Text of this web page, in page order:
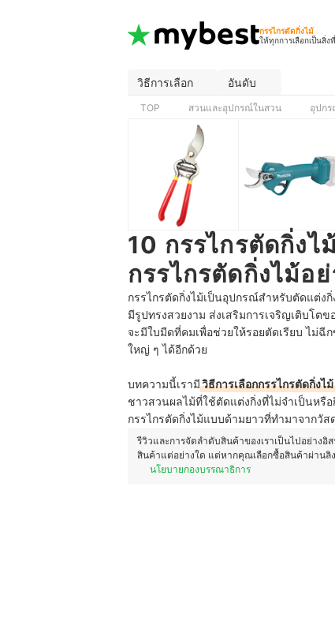
กรรไกรตัดกิ่งไม้
ให้ทุกการเลือกเป็นสิ่ง
วิธีการเลือก อันดับ
TOP สวนและอุปกรณ์ในสวน อุปก
10 กรรไกรตัดกิ่ง
กรรไกรตัดกิ่งไม้อ
กรรไกรตัดกิ่งไม้เป็นอุปกรณ์สำหรับตัดแต่ง
มีรูปทรงสวยงาม ส่งเสริมการเจริญเติบโต
จะมีใบมีดที่คมเพื่อช่วยให้รอยตัดเรียบ ไม่ฉี
ใหญ่ ๆ ได้อีกด้วย
บทความนี้เรามีวิธีการเลือกกรรไกรตัดกิ่งไม้
ชาวสวนผลไม้ที่ใช้ตัดแต่งกิ่งที่ไม่จำเป็นหรื
กรรไกรตัดกิ่งไม้แบบด้ามยาวที่ทำมาจากวั
รีวิวและการจัดลำดับสินค้าของเราเป็นไปอย่าง
สินค้าแต่อย่างใด แต่หากคุณเลือกซื้อสินค้าผ่านลิ
นโยบายกองบรรณาธิการ